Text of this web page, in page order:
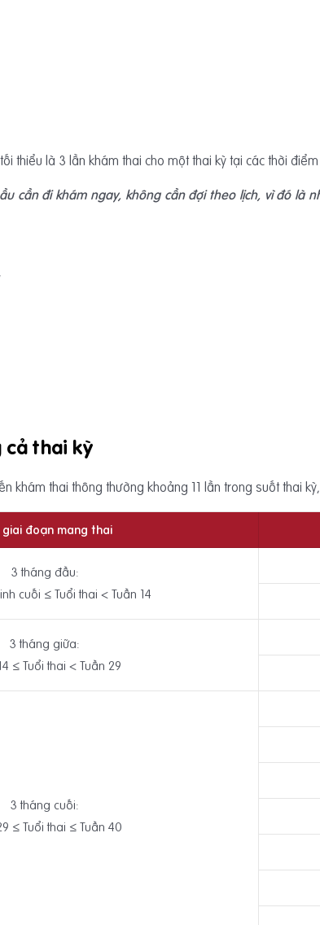
thiểu là 3 lần khám thai cho một thai kỳ tại các thời
cần đi khám ngay, không cần đợi theo lịch, vì đó là
cả thai kỳ
khám thai thông thường khoảng 11 lần trong suốt thai
giai đoạn mang thai
3 tháng đầu:
cuối ≤ Tuổi thai < Tuần 14
3 tháng giữa:
≤ Tuổi thai < Tuần 29
3 tháng cuối:
≤ Tuổi thai ≤ Tuần 40